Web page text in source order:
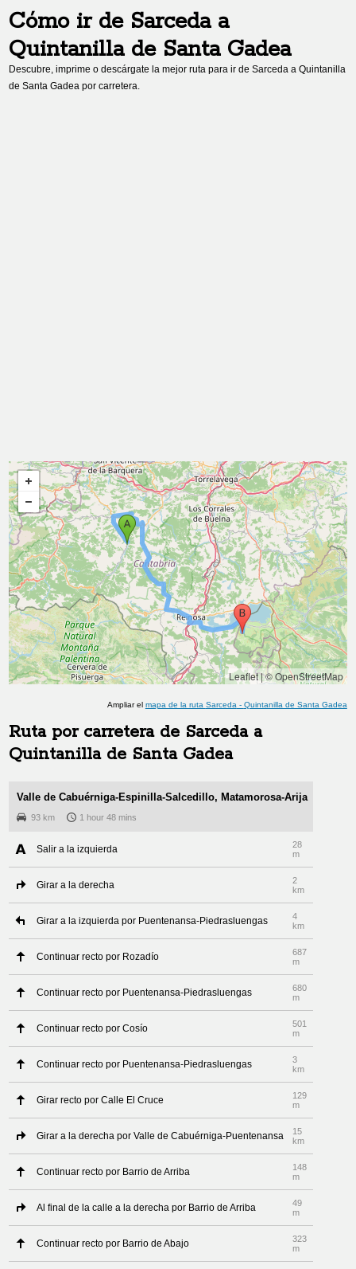
Cómo ir de Sarcedaa
Quintanilla de Santa Gadea
Descubre, imprime o descárgate la mejor ruta para ir deSarceda aQuintanilla
de Santa Gadea por carretera.
Leaflet|© OpenStreetMap
Ampliar el mapa de la ruta Sarceda - Quintanilla de Santa Gadea
Ruta por carretera de Sarcedaa
Quintanilla de Santa Gadea
Valle de Cabuérniga-Espinilla-Salcedillo, Matamorosa-Arija
93 km 1 hour 48 mins
Salir a la izquierda
28
m
Girar a la derecha
2
km
Girar a la izquierda por Puentenansa-Piedrasluengas
4
km
Continuar recto por Rozadío
687
m
Continuar recto por Puentenansa-Piedrasluengas
680
m
Continuar recto por Cosío
501
m
Continuar recto por Puentenansa-Piedrasluengas
3
km
Girar recto por Calle El Cruce
129
m
Girar a la derecha por Valle de Cabuérniga-Puentenansa
15
km
Continuar recto por Barrio de Arriba
148
m
Al final de la calle a la derecha por Barrio de Arriba
49
m
Continuar recto por Barrio de Abajo
323
m